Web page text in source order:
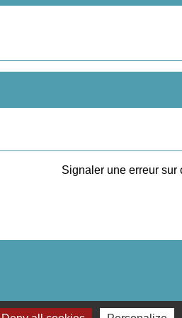
Signaler une erreur sur